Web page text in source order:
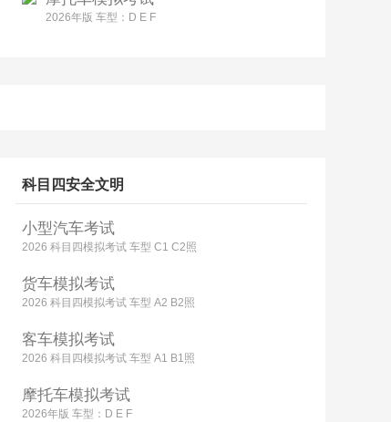
2026年版 车型：D E F
科目四安全文明
小型汽车考试
2026 科目四模拟考试 车型 C1 C2照
货车模拟考试
2026 科目四模拟考试 车型 A2 B2照
客车模拟考试
2026 科目四模拟考试 车型 A1 B1照
摩托车模拟考试
2026年版 车型：D E F